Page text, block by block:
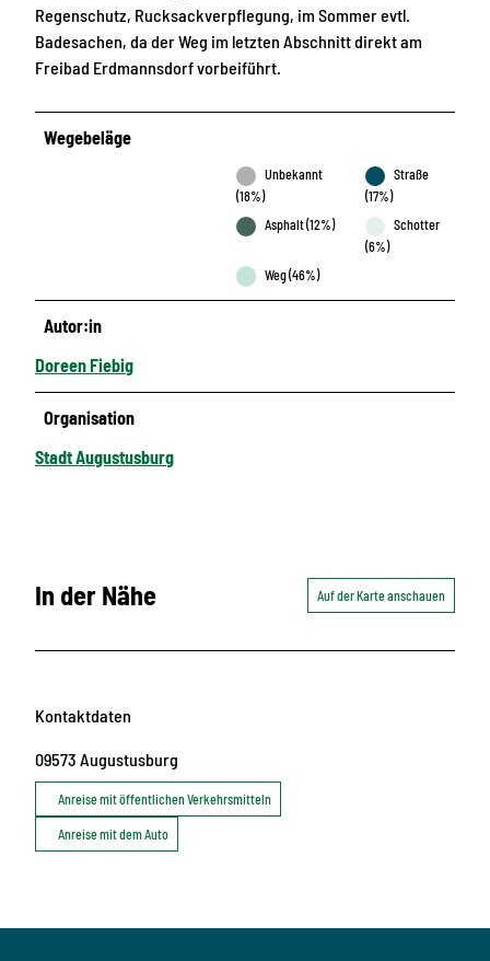
Regenschutz, Rucksackverpflegung, im Sommer evtl.
Badesachen, da der Weg im letzten Abschnitt direkt am
Freibad Erdmannsdorf vorbeiführt.
Wegebeläge
Unbekannt
(18%)
Straße
(17%)
Asphalt (12%)
Schotter
(6%)
Weg (46%)
Autor:in
Doreen Fiebig
Organisation
Stadt Augustusburg
In der Nähe Auf der Karte anschauen
Kontaktdaten
09573 Augustusburg
Anreise mit öffentlichen Verkehrsmitteln
Anreise mit dem Auto